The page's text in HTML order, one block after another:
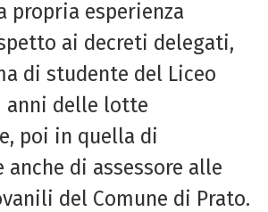
propria esperienza
ai decreti delegati,
di studente del Liceo
anni delle lotte
poi in quella di
anche di assessore alle
del Comune di Prato.